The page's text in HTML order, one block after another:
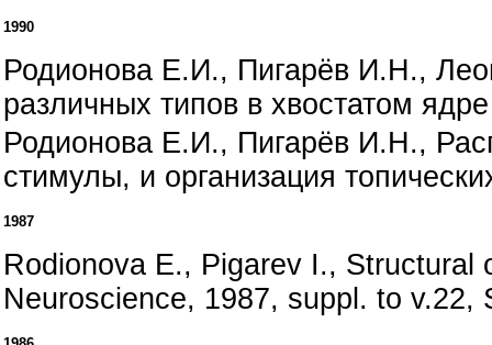
1990
Родионова Е.И., Пигарёв И.Н.,
различных типов в хвостатом
Родионова Е.И., Пигарёв И.Н.,
стимулы, и организация
1987
Rodionova E., Pigarev I.,
Neuroscience, 1987, suppl. to v.22,